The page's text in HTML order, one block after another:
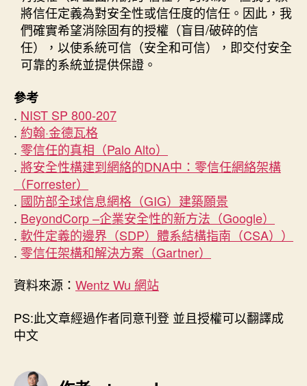
將信任定義為對安全性或信任度的信任。因此，我
們確實希望消除固有的授權（盲目/破碎的信
任），以使系統可信（安全和可信），即交付安全
可靠的系統並提供保證。
參考
. NIST SP 800-207
. 約翰·金德瓦格
. 零信任的真相（Palo Alto）
. 將安全性構建到網絡的DNA中：零信任網絡架構
（Forrester）
. 國防部全球信息網格（GIG）建築願景
. BeyondCorp –企業安全性的新方法（Google）
. 軟件定義的邊界（SDP）體系結構指南（CSA））
. 零信任架構和解決方案（Gartner）
資料來源： Wentz Wu 網站
PS:此文章經過作者同意刊登 並且授權可以翻譯成
中文